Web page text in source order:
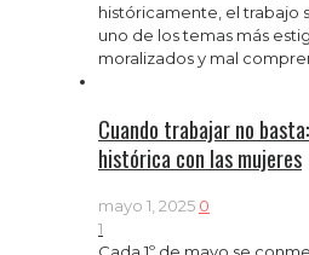
históricamente, el trabajo
uno de los temas más
moralizados y mal
Cuando trabajar no
histórica con las mujeres
mayo 1, 2025 0
1